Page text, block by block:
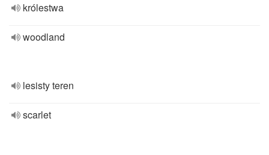
królestwa
woodland
lesisty teren
scarlet